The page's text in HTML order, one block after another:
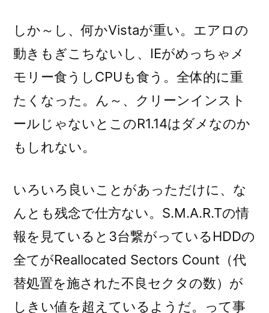
しか～し、何かVistaが重い。エアロの
動きもぎこちないし、IEがめっちゃメ
モリー食うしCPUも食う。全体的に重
たくなった。ん～、クリーンインスト
ールじゃないとこのR1.14はダメなのか
もしれない。
いろいろ良いことがあっただけに、な
んとも残念で仕方ない。S.M.A.R.Tの情
報を見ていると3台繋がっているHDDの
全てがReallocated Sectors Count（代
替処置を施された不良セクタの数）が
しきい値を超えているようだ。って事